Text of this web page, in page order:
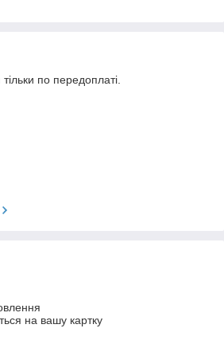
по передоплаті.
на вашу картку